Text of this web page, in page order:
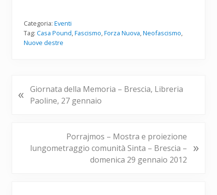
Categoria: Eventi
Tag: Casa Pound,Fascismo,Forza Nuova,Neofascismo,
Nuove destre
o
« Giornata della Memoria – Brescia, Libreria
Paoline, 27 gennaio
Porrajmos – Mostra e proiezione
lungometraggio comunità Sinta – Brescia –
domenica 29 gennaio 2012
»